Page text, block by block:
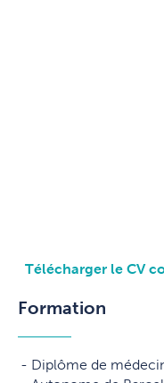
Télécharger le CV
Formation
Diplôme de